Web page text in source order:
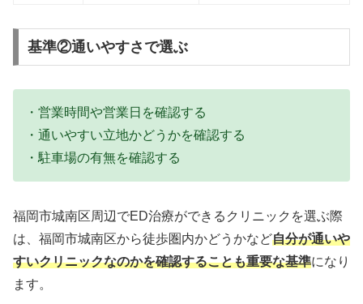
基準②通いやすさで選ぶ
・営業時間や営業日を確認する
・通いやすい立地かどうかを確認する
・駐車場の有無を確認する
福岡市城南区周辺でED治療ができるクリニックを選ぶ際
は、福岡市城南区から徒歩圏内かどうかなど自分が通いや
すいクリニックなのかを確認することも重要な基準になり
ます。